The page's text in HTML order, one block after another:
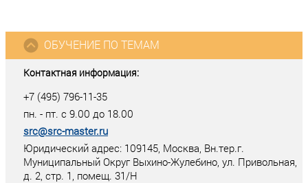
Контактная информация:
+7 (495) 796-11-35
пн. - пт. с 9.00 до 18.00
src@src-master.ru
Юридический адрес: 109145, Москва, Вн.тер.г.
Муниципальный Округ Выхино-Жулебино, ул. Привольная,
д. 2, стр. 1, помещ. 31/Н
ОБУЧЕНИЕ ПО ТЕМАМ